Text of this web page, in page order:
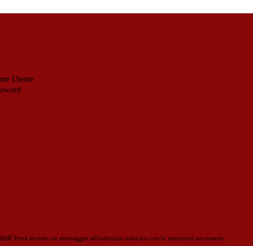
Utente
Verrà inviato un messaggio all'indirizzo indicato con le istruzioni necessarie.